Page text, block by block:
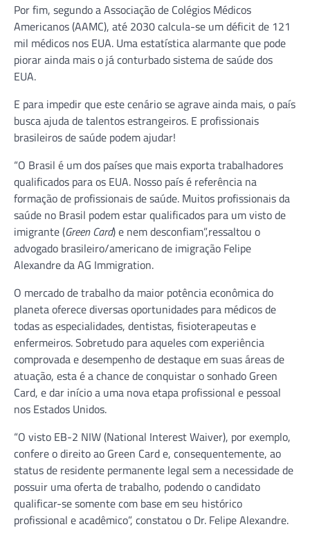
Por fim, segundo a Associação de Colégios Médicos
Americanos (AAMC), até 2030 calcula-se um déficit de 121
mil médicos nos EUA. Uma estatística alarmante que pode
piorar ainda mais o já conturbado sistema de saúde dos
EUA.
E para impedir que este cenário se agrave ainda mais, o país
busca ajuda de talentos estrangeiros. E profissionais
brasileiros de saúde podem ajudar!
“O Brasil é um dos países que mais exporta trabalhadores
qualificados para os EUA. Nosso país é referência na
formação de profissionais de saúde. Muitos profissionais da
saúde no Brasil podem estar qualificados para um visto de
imigrante (Green Card) e nem desconfiam”,ressaltou o
advogado brasileiro/americano de imigração Felipe
Alexandre da AG Immigration.
O mercado de trabalho da maior potência econômica do
planeta oferece diversas oportunidades para médicos de
todas as especialidades, dentistas, fisioterapeutas e
enfermeiros. Sobretudo para aqueles com experiência
comprovada e desempenho de destaque em suas áreas de
atuação, esta é a chance de conquistar o sonhado Green
Card, e dar início a uma nova etapa profissional e pessoal
nos Estados Unidos.
“O visto EB-2 NIW (National Interest Waiver), por exemplo,
confere o direito ao Green Card e, consequentemente, ao
status de residente permanente legal sem a necessidade de
possuir uma oferta de trabalho, podendo o candidato
qualificar-se somente com base em seu histórico
profissional e acadêmico”, constatou o Dr. Felipe Alexandre.